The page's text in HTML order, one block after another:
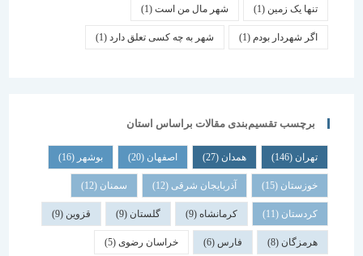
تنها یک زمین(1) شهر مال من است(1)
اگر شهردار بودم (1) شهر به چه کسی تعلق دارد(1)
برچسب تقسیم‌بندی مقالات براساس استان
همدان اصفهان (20) بوشهر
خوزستان(15) آذربایجان شرقی(12) سمنان (12)
کردستان(11) کرمانشاه(9) گلستان (9) قزوین
هرمزگان(8) فارس خراسان رضوی(5)